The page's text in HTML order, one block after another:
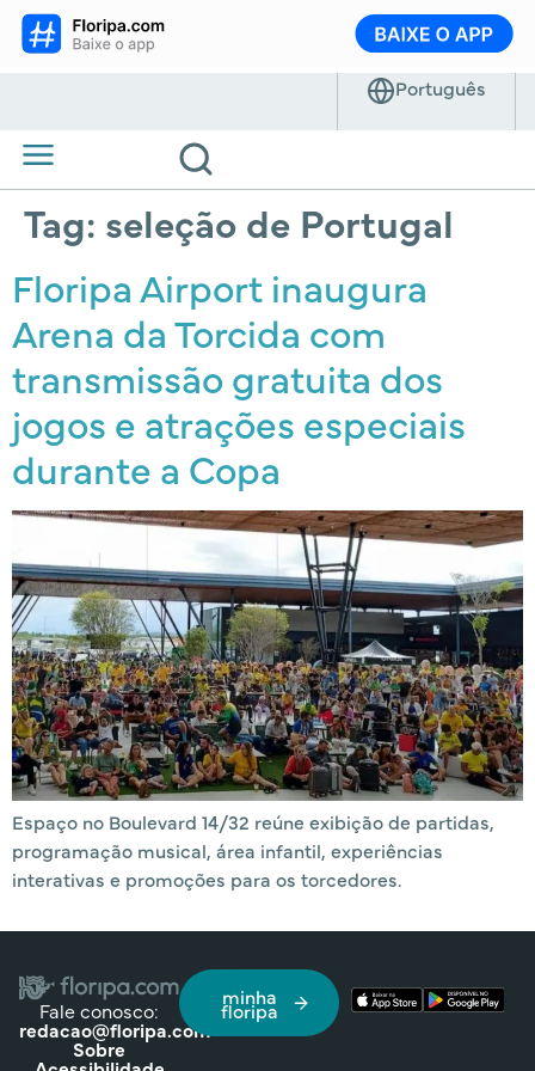
Tag: seleção de Portugal
Floripa Airport inaugura
Arena da Torcida com
transmissão gratuita dos
jogos e atrações especiais
durante a Copa
Espaço no Boulevard 14/32 reúne exibição de partidas,
programação musical, área infantil, experiências
interativas e promoções para os torcedores.
Fale conosco:
redacao@floripa.com
Sobre
minha
floripa